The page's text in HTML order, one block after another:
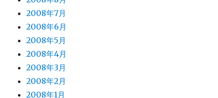
2008年7月
2008年6月
2008年5月
2008年4月
2008年3月
2008年2月
2008年1月